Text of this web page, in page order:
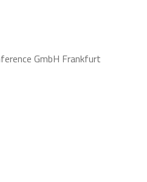
GmbH Frankfurt